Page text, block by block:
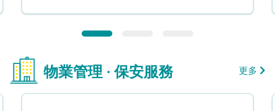
物業管理 · 保安服務 更多